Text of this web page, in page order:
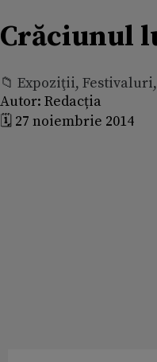
Crăciunul
📁 Expoziţii,
Autor: Redacția
🗓️ 27 noiembrie 2014